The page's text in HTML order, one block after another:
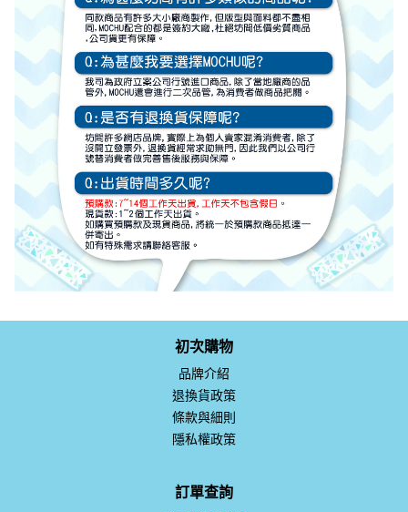
初次購物
品牌介紹
退換貨政策
條款與細則
隱私權政策
訂單查詢